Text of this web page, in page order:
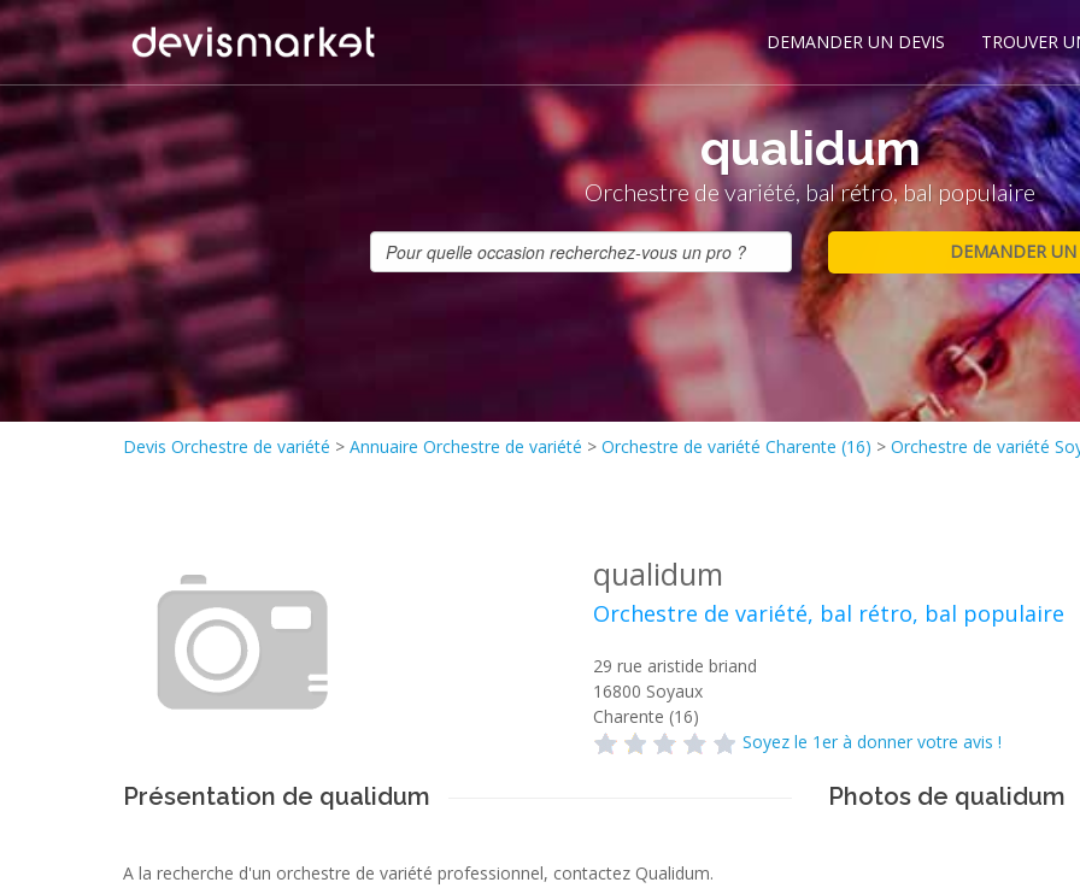
DEMANDER UN DEVIS TROUVER
qualidum
Orchestre de variété, bal rétro, bal populaire
Devis Orchestre de variété > Annuaire Orchestre de variété > Orchestre de variété Charente (16) > Orchestre de variété
qualidum
Orchestre de variété, bal rétro, bal populaire
29 rue aristide briand
16800 Soyaux
Charente (16)
Soyez le 1er à donner votre avis !
Présentation de qualidum
A la recherche d'un orchestre de variété professionnel, contactez Qualidum.
Photos de qualidum